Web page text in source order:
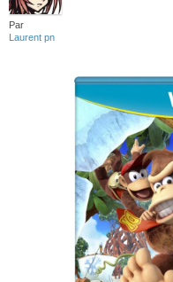
Par
Laurent pn